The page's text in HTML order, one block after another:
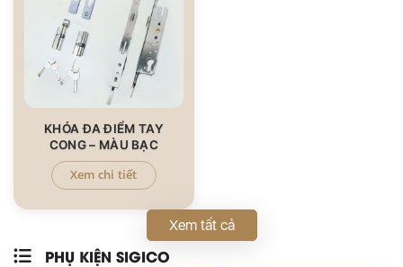
KHÓA ĐA ĐIỂM TAY
CONG – MÀU BẠC
Xem chi tiết
Xem tất cả
PHỤ KIỆN SIGICO